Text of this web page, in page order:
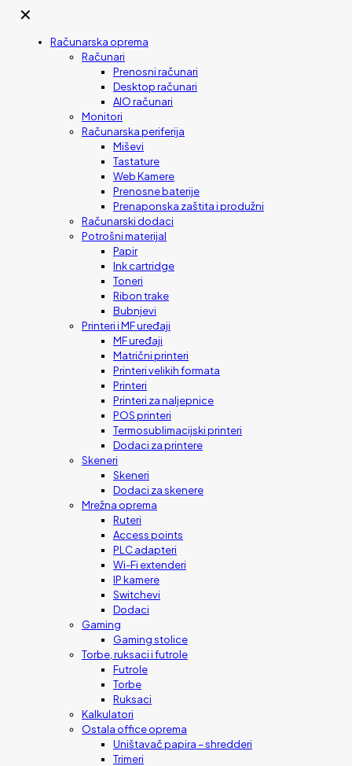
✕
Računarska oprema
Računari
Prenosni računari
Desktop računari
AIO računari
Monitori
Računarska periferija
Miševi
Tastature
Web Kamere
Prenosne baterije
Prenaponska zaštita i produžni
Računarski dodaci
Potrošni materijal
Papir
Ink cartridge
Toneri
Ribon trake
Bubnjevi
Printeri i MF uređaji
MF uređaji
Matrični printeri
Printeri velikih formata
Printeri
Printeri za naljepnice
POS printeri
Termosublimacijski printeri
Dodaci za printere
Skeneri
Skeneri
Dodaci za skenere
Mrežna oprema
Ruteri
Access points
PLC adapteri
Wi-Fi extenderi
IP kamere
Switchevi
Dodaci
Gaming
Gaming stolice
Torbe, ruksaci i futrole
Futrole
Torbe
Ruksaci
Kalkulatori
Ostala office oprema
Uništavač papira – shredderi
Trimeri